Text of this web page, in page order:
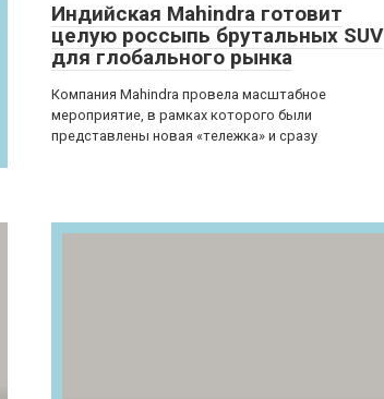
Индийская Mahindra готовит
целую россыпь брутальных SUV
для глобального рынка
Компания Mahindra провела масштабное
мероприятие, в рамках которого были
представлены новая «тележка» и сразу